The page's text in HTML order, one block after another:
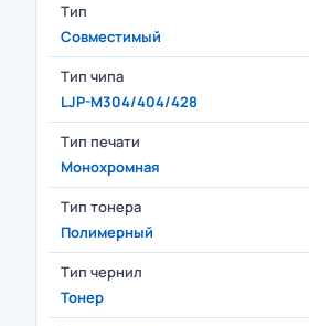
Тип
Совместимый
Тип чипа
LJP-M304/404/428
Тип печати
Монохромная
Тип тонера
Полимерный
Тип чернил
Тонер